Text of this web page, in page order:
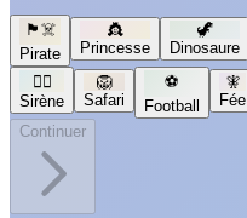
🏴‍☠️
Pirate
👸
Princesse
🦖
Dinosaure
🧜‍♀️
Sirène
🦁
Safari
⚽
Football
🧚
Fée
Continuer